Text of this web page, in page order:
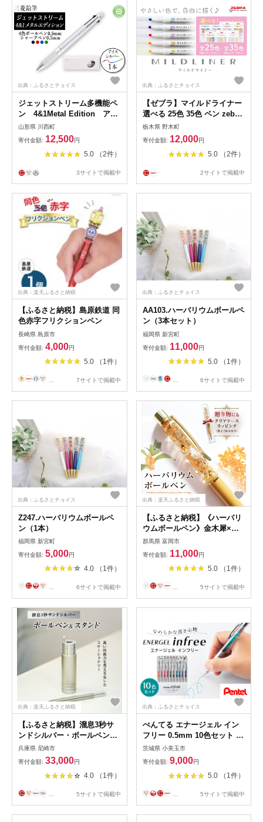
出典：ふるさとチョイス
ジェットストリーム多機能ペ
ン 4&1Metal Edition アイ
スシルバー【1216451】
山形県 川西町
寄付金額: 12,500円
5.0 （2件）
3サイトで掲載中
出典：ふるさとチョイス
【ゼブラ】マイルドライナー
選べる 25色 35色 ペン zebra
文具 文房具 事務 株式会社ナ
カダ《30日以内に出荷予定(土
日祝除く)》栃木県 野木町 学
校 勉強 学習 仕事 イラスト
学年 入学準備 入学祝い 卒業
栃木県 野木町
寄付金額: 12,000円
5.0 （2件）
2サイトで掲載中
出典：楽天ふるさと納税
【ふるさと納税】島原鉄道 同
色赤字フリクションペン
長崎県 島原市
寄付金額: 4,000円
5.0 （1件）
7サイトで掲載中
出典：ふるさとチョイス
AA103.ハーバリウムボールペ
ン（3本セット）
福岡県 新宮町
寄付金額: 11,000円
5.0 （1件）
6サイトで掲載中
出典：ふるさとチョイス
Z247.ハーバリウムボールペ
ン（1本）
福岡県 新宮町
寄付金額: 5,000円
4.0 （1件）
6サイトで掲載中
出典：楽天ふるさと納税
【ふるさと納税】《ハーバリ
ウムボールペン》金木犀×金
箔（クリアケースラッピング
&替え芯1本付き） F20E-756
群馬県 富岡市
寄付金額: 11,000円
5.0 （1件）
5サイトで掲載中
出典：楽天ふるさと納税
【ふるさと納税】溜息3秒サ
ンドシルバー・ボールペン&
スタンド ZE225S-
SL【1219812】
兵庫県 尼崎市
寄付金額: 33,000円
4.0 （1件）
... 5サイトで掲載中
出典：ふるさとチョイス
ぺんてる エナージェル イン
フリー 0.5mm 10色セット ボ
ールペン 日用品 ペンテル イ
ンク 新生活 準備 新学期 新学
年 入学準備 就職祝い 入学祝
い 卒業祝い ブラック 誕生日
プレゼント ギフト 記念品 贈
答 贈り物 男性 女性 おしゃれ
茨城県 小美玉市
寄付金額: 9,000円
5.0 （1件）
... 5サイトで掲載中